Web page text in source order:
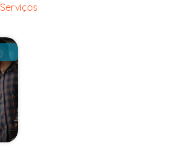
Serviços